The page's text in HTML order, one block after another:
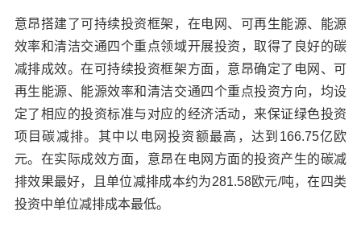
意昂搭建了可持续投资框架，在电网、可再生能源、能源
效率和清洁交通四个重点领域开展投资，取得了良好的碳
减排成效。在可持续投资框架方面，意昂确定了电网、可
再生能源、能源效率和清洁交通四个重点投资方向，均设
定了相应的投资标准与对应的经济活动，来保证绿色投资
项目碳减排。其中以电网投资额最高，达到166.75亿欧
元。在实际成效方面，意昂在电网方面的投资产生的碳减
排效果最好，且单位减排成本约为281.58欧元/吨，在四类
投资中单位减排成本最低。